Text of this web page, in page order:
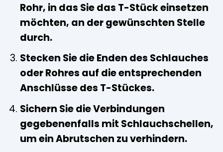
Rohr, in das Sie das T-Stück einsetzen
möchten, an der gewünschten Stelle
durch.
Stecken Sie die Enden des Schlauches
oder Rohres auf die entsprechenden
Anschlüsse des T-Stückes.
Sichern Sie die Verbindungen
gegebenenfalls mit Schlauchschellen,
um ein Abrutschen zu verhindern.